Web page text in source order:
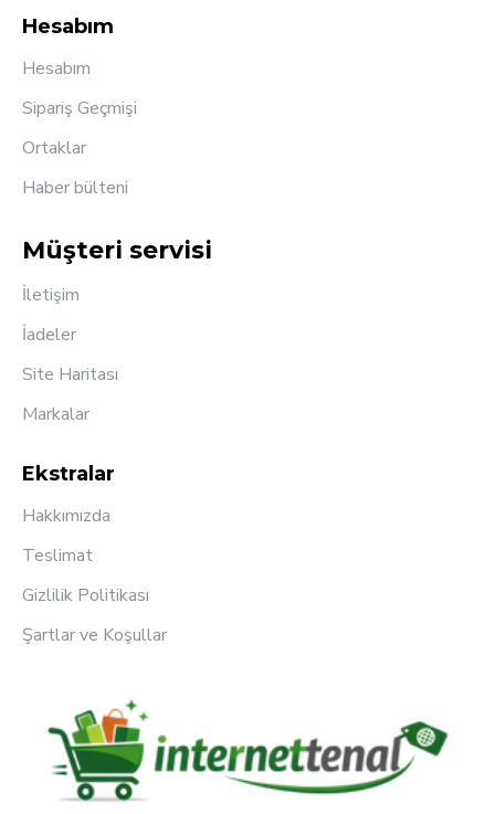
Hesabım
Hesabım
Sipariş Geçmişi
Ortaklar
Haber bülteni
Müşteri servisi
İletişim
İadeler
Site Haritası
Markalar
Ekstralar
Hakkımızda
Teslimat
Gizlilik Politikası
Şartlar ve Koşullar